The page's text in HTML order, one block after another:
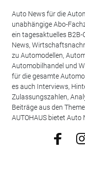
Auto News für die
unabhängige Abo-
ein tagesaktuelles B2B-
News,
zu Automodellen,
Automobilhandel und
für die gesamte
es auch Interviews,
Zulassungszahlen,
Beiträge aus den
AUTOHAUS bietet